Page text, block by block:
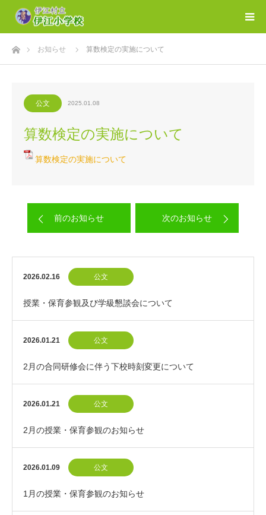
ホームお知らせ 算数検定の実施について
公文 2025.01.08
算数検定の実施について
算数検定の実施について
前のお知らせ 次のお知らせ
2026.02.16 公文
授業・保育参観及び学級懇談会について
2026.01.21 公文
2月の合同研修会に伴う下校時刻変更について
2026.01.21 公文
2月の授業・保育参観のお知らせ
2026.01.09 公文
1月の授業・保育参観のお知らせ